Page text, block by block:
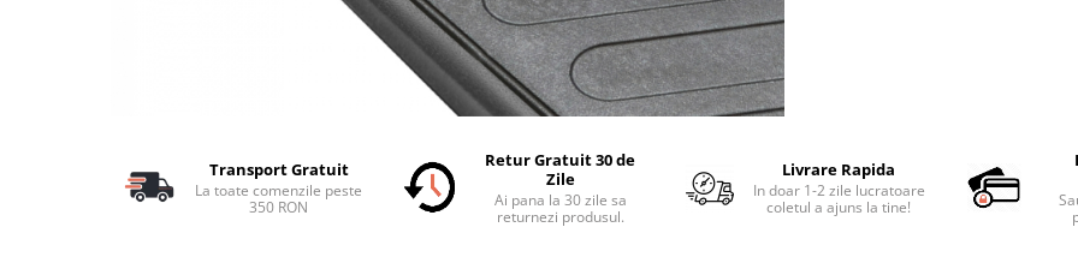
Tavite Portbagaj Dedicate
Covorase Auto/ Presuri Auto
Transport Gratuit
La toate comenzile peste
350 RON
Retur Gratuit 30 de
Zile
Ai pana la 30 zile sa
returnezi produsul.
Livrare Rapida
In doar 1-2 zile lucratoare
coletul a ajuns la tine!